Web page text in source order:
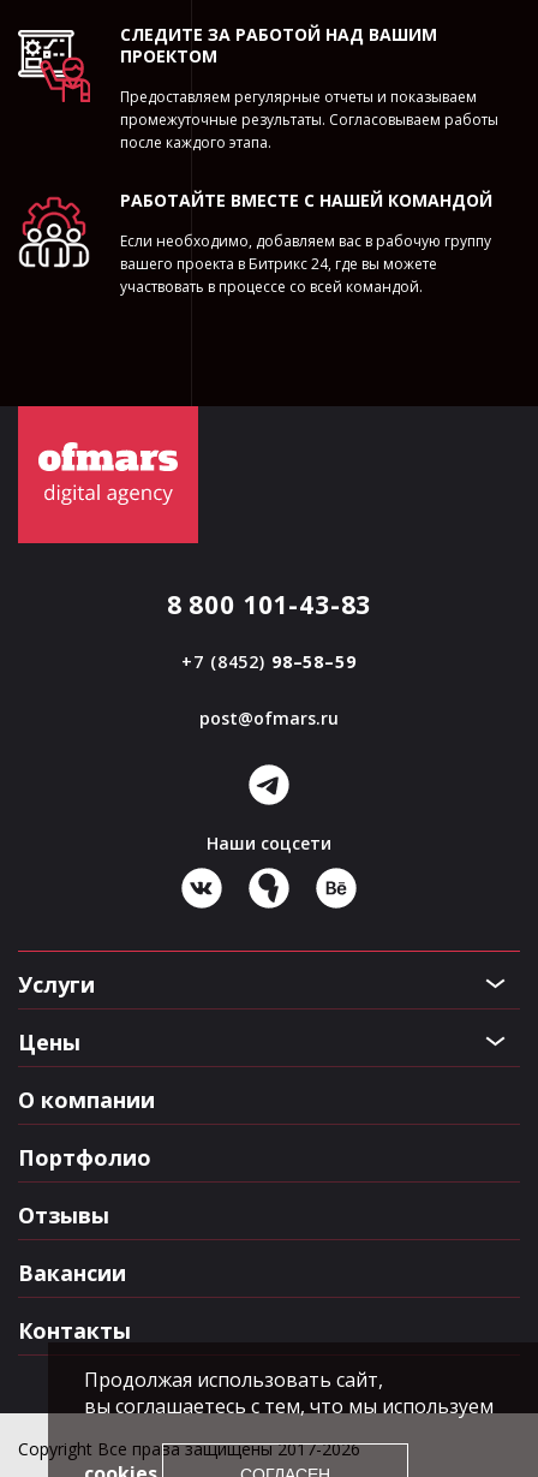
СЛЕДИТЕ ЗА РАБОТОЙ НАД ВАШИМ
ПРОЕКТОМ
Предоставляем регулярные отчеты и показываем
промежуточные результаты. Согласовываем работы
после каждого этапа.
РАБОТАЙТЕ ВМЕСТЕ С НАШЕЙ КОМАНДОЙ
Если необходимо, добавляем вас в рабочую группу
вашего проекта в Битрикс 24, где вы можете
участвовать в процессе со всей командой.
О компании
Портфолио
Отзывы
Вакансии
Контакты
Услуги
Цены
8 800 101-43-83
+7 (8452) 98–58–59
post@ofmars.ru
Наши соцсети
Copyright Все права защищены 2017-2026
Продолжая использовать сайт,
вы соглашаетесь с тем, что мы используем